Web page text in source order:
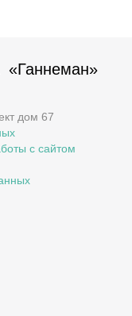
«Ганнеман»
дом 67
с сайтом